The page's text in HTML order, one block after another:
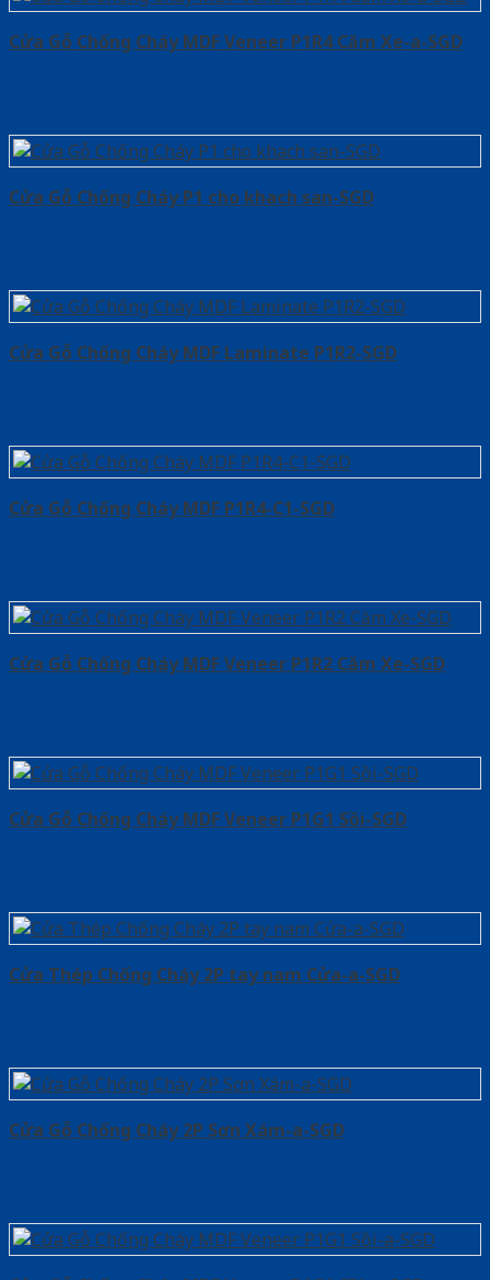
Cửa Gỗ Chống Cháy MDF Veneer P1R4 Căm Xe-a-SGD
Cửa Gỗ Chống Cháy P1 cho khach san-SGD
Cửa Gỗ Chống Cháy MDF Laminate P1R2-SGD
Cửa Gỗ Chống Cháy MDF P1R4-C1-SGD
Cửa Gỗ Chống Cháy MDF Veneer P1R2 Căm Xe-SGD
Cửa Gỗ Chống Cháy MDF Veneer P1G1 Sồi-SGD
Cửa Thép Chống Cháy 2P tay nam Cửa-a-SGD
Cửa Gỗ Chống Cháy 2P Sơn Xám-a-SGD